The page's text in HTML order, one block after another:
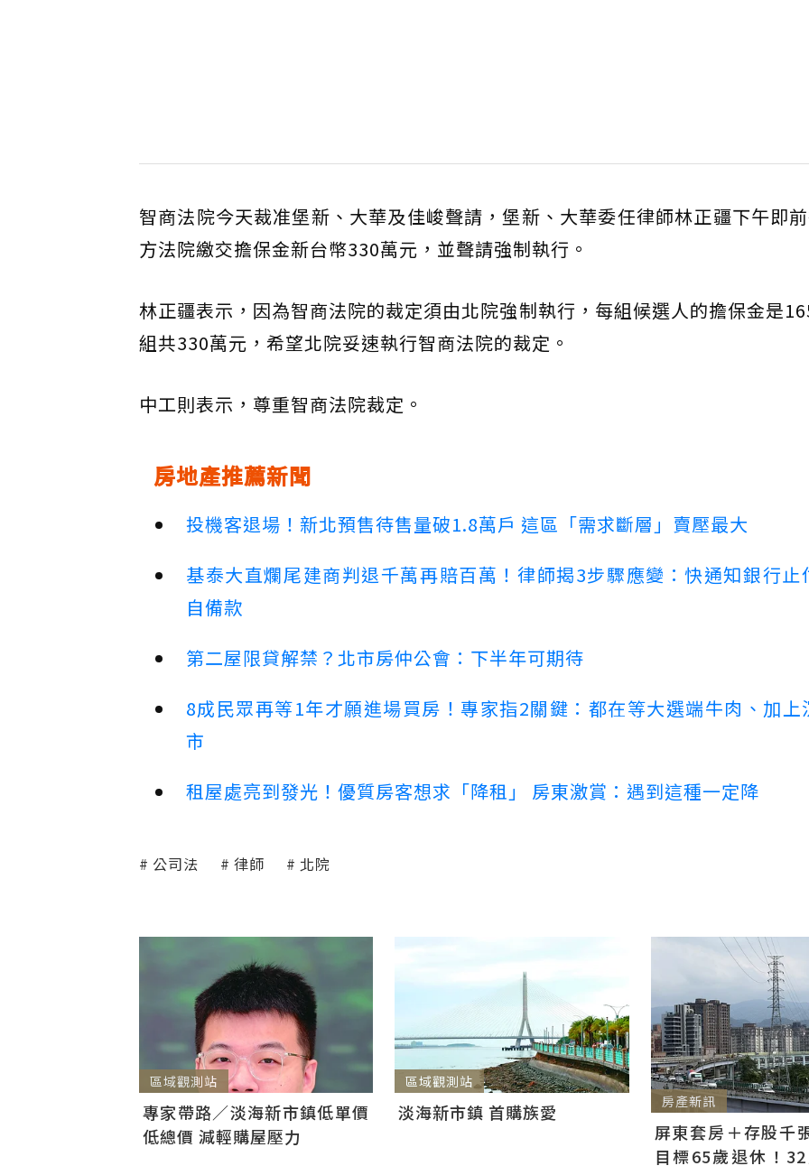
智商法院今天裁准堡新、大華及佳峻聲請，堡新、大華委任律師林正疆下午即
方法院繳交擔保金新台幣330萬元，並聲請強制執行。
林正疆表示，因為智商法院的裁定須由北院強制執行，每組候選人的擔保金是
組共330萬元，希望北院妥速執行智商法院的裁定。
中工則表示，尊重智商法院裁定。
房地產推薦新聞
投機客退場！新北預售待售量破1.8萬戶 這區「需求斷層」賣壓最大
基泰大直爛尾建商判退千萬再賠百萬！律師揭3步驟應變：快通知銀行止
自備款
第二屋限貸解禁？北市房仲公會：下半年可期待
8成民眾再等1年才願進場買房！專家指2關鍵：都在等大選端牛肉、加上
市
租屋處亮到發光！優質房客想求「降租」 房東激賞：遇到這種一定降
公司法 律師 北院
區域觀測站
專家帶路／淡海新市鎮低單價
低總價 減輕購屋壓力
區域觀測站
淡海新市鎮 首購族愛 房產新訊
屏東套房＋存股千
目標65歲退休！